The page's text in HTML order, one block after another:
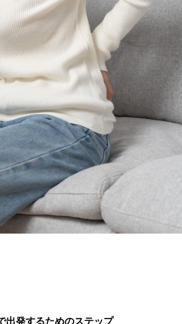
出発するためのステップ